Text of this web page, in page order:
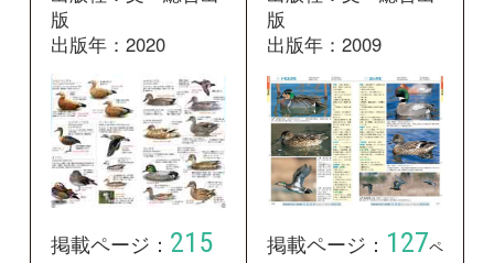
野鳥 2018/04/04
図鑑.jpセミナー全文
「カモの深みにようこそ」（3）派
手な雄が地味に変身‐エクリプス